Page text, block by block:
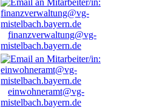
finanzverwaltung@vg-
mistelbach.bayern.de
einwohneramt@vg-
mistelbach.bayern.de